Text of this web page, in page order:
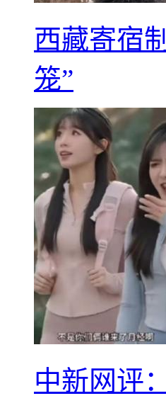
西藏寄宿
笼”
中新网评